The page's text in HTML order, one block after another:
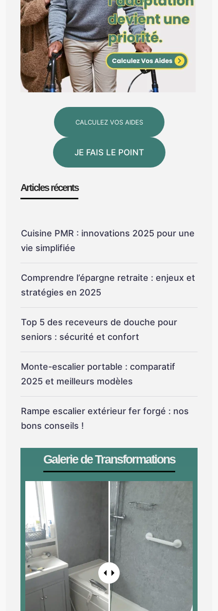
CALCULEZ VOS AIDES
JE FAIS LE POINT
Articles récents
Cuisine PMR : innovations 2025 pour une
vie simplifiée
Comprendre l’épargne retraite : enjeux et
stratégies en 2025
Top 5 des receveurs de douche pour
seniors : sécurité et confort
Monte-escalier portable : comparatif
2025 et meilleurs modèles
Rampe escalier extérieur fer forgé : nos
bons conseils !
Galerie de Transformations